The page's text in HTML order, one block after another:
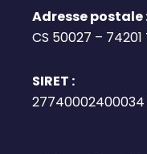
Adresse postale
CS 50027 – 74201
SIRET :
27740002400034